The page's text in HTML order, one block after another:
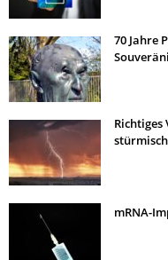
70 Jahre
mRNA-